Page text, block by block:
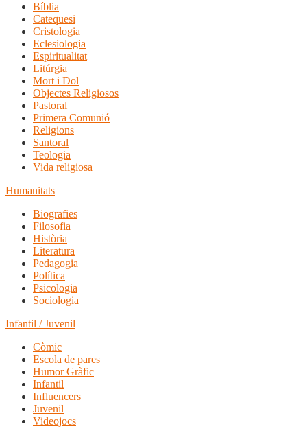
Bíblia
Catequesi
Cristologia
Eclesiologia
Espiritualitat
Litúrgia
Mort i Dol
Objectes Religiosos
Pastoral
Primera Comunió
Religions
Santoral
Teologia
Vida religiosa
Humanitats
Biografies
Filosofia
Història
Literatura
Pedagogia
Política
Psicologia
Sociologia
Infantil / Juvenil
Còmic
Escola de pares
Humor Gràfic
Infantil
Influencers
Juvenil
Videojocs